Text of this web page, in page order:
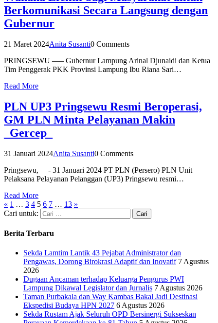
Berkomunikasi Secara Langsung dengan
Gubernur
21 Maret 2024Anita Susanti0 Comments
PRINGSEWU —– Gubernur Lampung Arinal Djunaidi dan Ketua
Tim Penggerak PKK Provinsi Lampung Ibu Riana Sari…
Read More
PLN UP3 Pringsewu Resmi Beroperasi,
GM PLN Minta Pelayanan Makin
_Gercep_
31 Januari 2024Anita Susanti0 Comments
Pringsewu, —- 31 Januari 2024 PT PLN (Persero) PLN Unit
Pelaksana Pelayanan Pelanggan (UP3) Pringsewu resmi…
Read More
« 1 … 3 4 5 6 7 … 13 »
Cari untuk:
Berita Terbaru
Sekda Lamtim Lantik 43 Pejabat Administrator dan
Pengawas, Dorong Birokrasi Adaptif dan Inovatif 7 Agustus
2026
Dugaan Ancaman terhadap Keluarga Pengurus PWI
Lampung Dikawal Legislator dan Jurnalis 7 Agustus 2026
Taman Purbakala dan Way Kambas Bakal Jadi Destinasi
Ekspedisi Budaya HPN 2027 6 Agustus 2026
Sekda Rustam Ajak Seluruh OPD Bersinergi Sukseskan